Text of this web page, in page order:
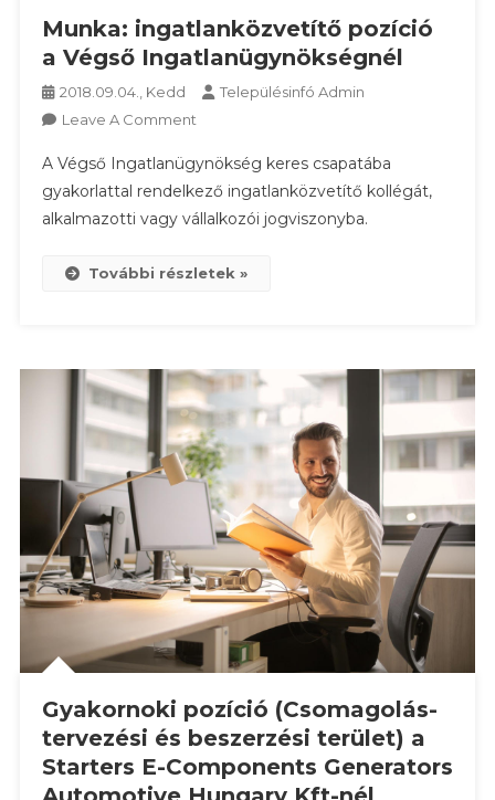
Munka: ingatlanközvetítő pozíció
a Végső Ingatlanügynökségnél
2018.09.04., Kedd
Településinfó Admin
Leave A Comment
Ingatlanközvetítő
Pozíció
A
Ingatlanügynökségnél
A Végső Ingatlanügynökség keres csapatába
gyakorlattal rendelkező ingatlanközvetítő kollégát,
alkalmazotti vagy vállalkozói jogviszonyba.
További részletek »
Gyakornoki pozíció (Csomagolás-
tervezési és beszerzési terület) a
Starters E-Components Generators